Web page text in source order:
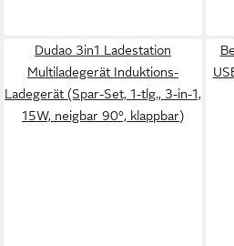
Dudao 3in1 Ladestation
Multiladegerät Induktions-
Ladegerät (Spar-Set, 1-tlg., 3-in-1,
15W, neigbar 90°, klappbar)